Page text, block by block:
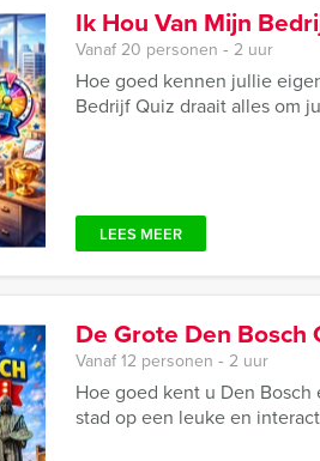
Ik Hou Van Mijn
Vanaf 20 personen ‐ 2 uur
Hoe goed kennen jullie
Bedrijf Quiz draait alles om
LEES MEER
De Grote Den Bosch
Vanaf 12 personen ‐ 2 uur
Hoe goed kent u Den
stad op een leuke en